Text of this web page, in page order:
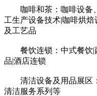
咖啡和茶：咖啡设备、
工生产设备技术|咖啡烘
及工艺品
餐饮连锁：中式餐饮|
品|酒店连锁
清洁设备及用品展区：
清洁服务系列等